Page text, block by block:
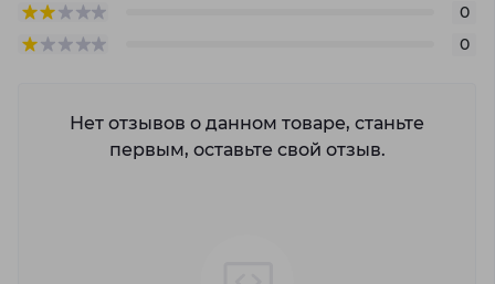
0
0
Нет отзывов о данном товаре, станьте
первым, оставьте свой отзыв.